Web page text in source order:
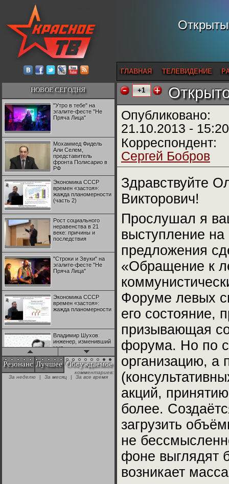
ГЛАВНАЯ ТЕЛЕВИДЕНИЕ
НОВОЕ СЕГОДНЯ
"Утро в тебе" на
эгалите-фесте "Не
Пряча Лица"
Мохаммед Фидель
Али Селем,
представитель
фронта Полисарио в
РФ
Экономика СССР
времен «застоя»:
жажда планомерности
(часть 2)
Рост социального
неравенства в 21
веке: причины и
последствия
"Строки и Звуки" на
эгалите-фесте "Не
Пряча Лица"
Экономика СССР
времен «застоя»:
жажда планомерности
Владимир Шухов:
инженер, изменивший
мир
"Аркадий Коц" на
эгалите-фесте "Не
Резонанс Лучшее Обсуждаемое
+28
+1
Опубликовано:
21.10.2013 - 15:20
Корреспондент:
Сергей Бобров
Здравствуйте
Викторович!
Прослушал я
выступление
предложения
«Обращение к
Форуме левых
его состояние,
призывающая
форума. Но по
организацию, а
акций,
более.
загрузить
не
фоне выглядят
возникает